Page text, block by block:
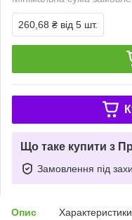
260,68 ₴ від 5 шт.
Що таке купити з
Замовлення під
Опис Характеристики